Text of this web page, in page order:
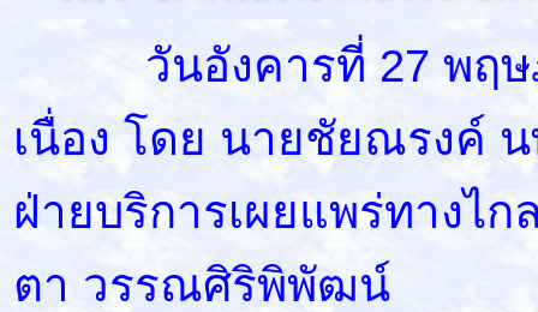
วันอังคารที่ 27 พฤษภ
เนื่อง โดย นายชัยณรงค์
ฝ่ายบริการเผยแพร่ทาง
ตา วรรณศิริพิพัฒน์